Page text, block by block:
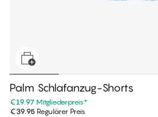
Palm Schlafanzug-Shorts
€19.97 Mitgliederpreis*
€39.95 Regulärer Preis